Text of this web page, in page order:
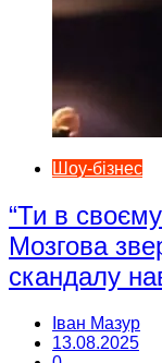
Шоу-бізнес
“Ти в
Мозгова
скандалу
Іван Мазур
13.08.2025